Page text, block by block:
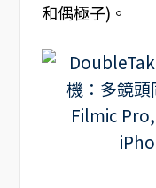
和偶極子)。